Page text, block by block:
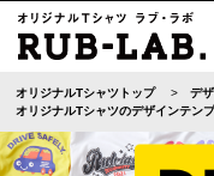
オリジナルTシャツトップ
デ
オリジナルTシャツのデザインテン